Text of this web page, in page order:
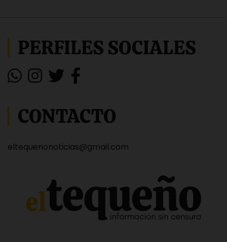
PERFILES SOCIALES
CONTACTO
eltequenonoticias@gmail.com